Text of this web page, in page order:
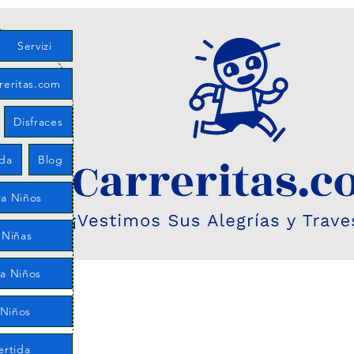
Servizi
Disfraces
Blog
Niños
Niños